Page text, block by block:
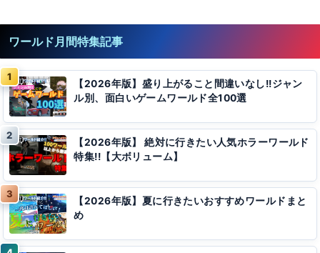
ワールド月間特集記事
【2026年版】盛り上がること間違いなし!!ジャン
ル別、面白いゲームワールド全100選
【2026年版】 絶対に行きたい人気ホラーワールド
特集!!【大ボリューム】
【2026年版】夏に行きたいおすすめワールドまと
め